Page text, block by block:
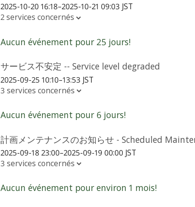
2025-10-20 16:18–2025-10-21 09:03 JST
2 services concernés
Aucun événement pour 25 jours!
サービス不安定 -- Service level degraded
2025-09-25 10:10–13:53 JST
3 services concernés
Aucun événement pour 6 jours!
計画メンテナンスのお知らせ - Scheduled
2025-09-18 23:00–2025-09-19 00:00 JST
3 services concernés
Aucun événement pour environ 1 mois!